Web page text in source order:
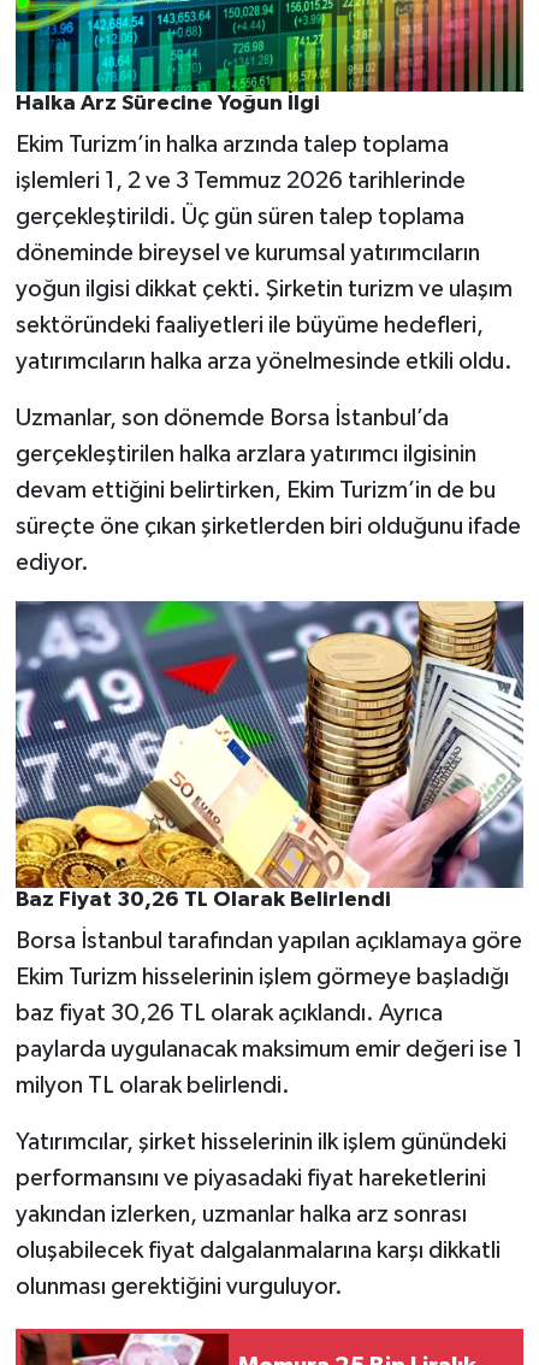
Halka Arz Sürecine Yoğun İlgi
Ekim Turizm’in halka arzında talep toplama
işlemleri 1, 2 ve 3 Temmuz 2026 tarihlerinde
gerçekleştirildi. Üç gün süren talep toplama
döneminde bireysel ve kurumsal yatırımcıların
yoğun ilgisi dikkat çekti. Şirketin turizm ve ulaşım
sektöründeki faaliyetleri ile büyüme hedefleri,
yatırımcıların halka arza yönelmesinde etkili oldu.
Uzmanlar, son dönemde Borsa İstanbul’da
gerçekleştirilen halka arzlara yatırımcı ilgisinin
devam ettiğini belirtirken, Ekim Turizm’in de bu
süreçte öne çıkan şirketlerden biri olduğunu ifade
ediyor.
Baz Fiyat 30,26 TL Olarak Belirlendi
Borsa İstanbul tarafından yapılan açıklamaya göre
Ekim Turizm hisselerinin işlem görmeye başladığı
baz fiyat 30,26 TL olarak açıklandı. Ayrıca
paylarda uygulanacak maksimum emir değeri ise 1
milyon TL olarak belirlendi.
Yatırımcılar, şirket hisselerinin ilk işlem günündeki
performansını ve piyasadaki fiyat hareketlerini
yakından izlerken, uzmanlar halka arz sonrası
oluşabilecek fiyat dalgalanmalarına karşı dikkatli
olunması gerektiğini vurguluyor.